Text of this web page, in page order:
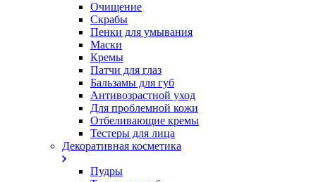
Очищение
Скрабы
Пенки для умывания
Маски
Кремы
Патчи для глаз
Бальзамы для губ
Антивозрастной уход
Для проблемной кожи
Oтбеливающие кремы
Тестеры для лица
Декоративная косметика
Пудры